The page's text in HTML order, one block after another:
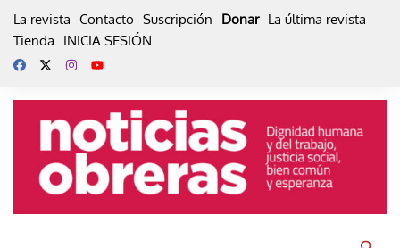
La revista Contacto Suscripción Donar La última revista
Tienda
INICIA SESIÓN